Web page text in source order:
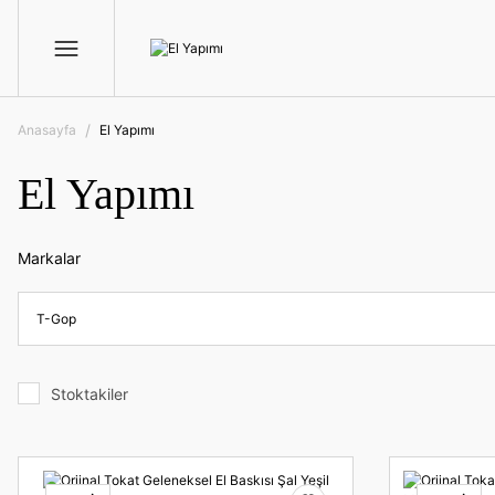
Anasayfa El Yapımı
El Yapımı
Markalar
T-Gop
Stoktakiler